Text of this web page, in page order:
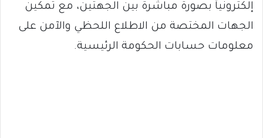
إلكترونياً بصورة مباشرة بين الجهتين، مع تمكين
الجهات المختصة من الاطلاع اللحظي والآمن على
معلومات حسابات الحكومة الرئيسية.